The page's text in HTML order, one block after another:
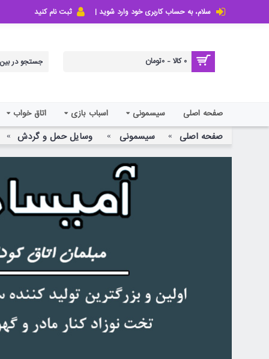
سلام، به حساب کاربری خود وارد شوید | ثبت نام کنید
0 کالا - 0تومان
صفحه اصلی سیسمونی اسباب بازی اتاق خواب
صفحه اصلی سیسمونی وسایل حمل و گردش